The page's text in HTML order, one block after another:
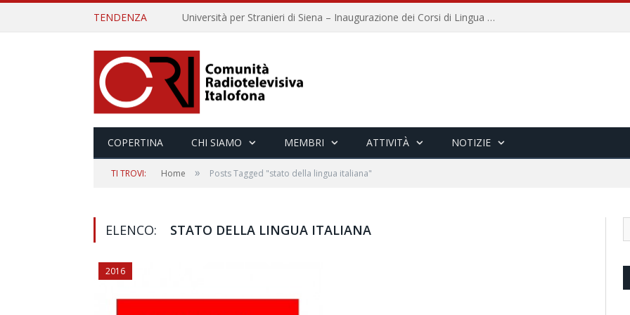
TENDENZA Università per Stranieri di Siena – Inaugurazione dei Corsi di Lingua e Cultura Italiana, 109a annata
COPERTINA CHI SIAMO MEMBRI ATTIVITÀ NOTIZIE
TI TROVI: Home » Posts Tagged "stato della lingua italiana"
ELENCO: STATO DELLA LINGUA ITALIANA
2016